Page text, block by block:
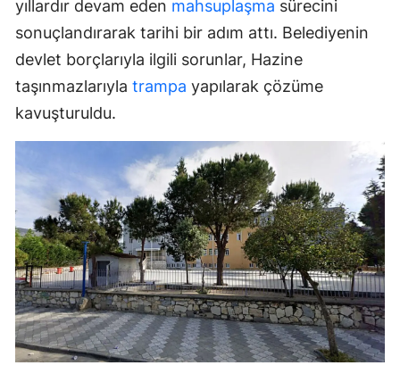
yıllardır devam eden mahsuplaşma sürecini
sonuçlandırarak tarihi bir adım attı. Belediyenin
devlet borçlarıyla ilgili sorunlar, Hazine
taşınmazlarıyla trampa yapılarak çözüme
kavuşturuldu.